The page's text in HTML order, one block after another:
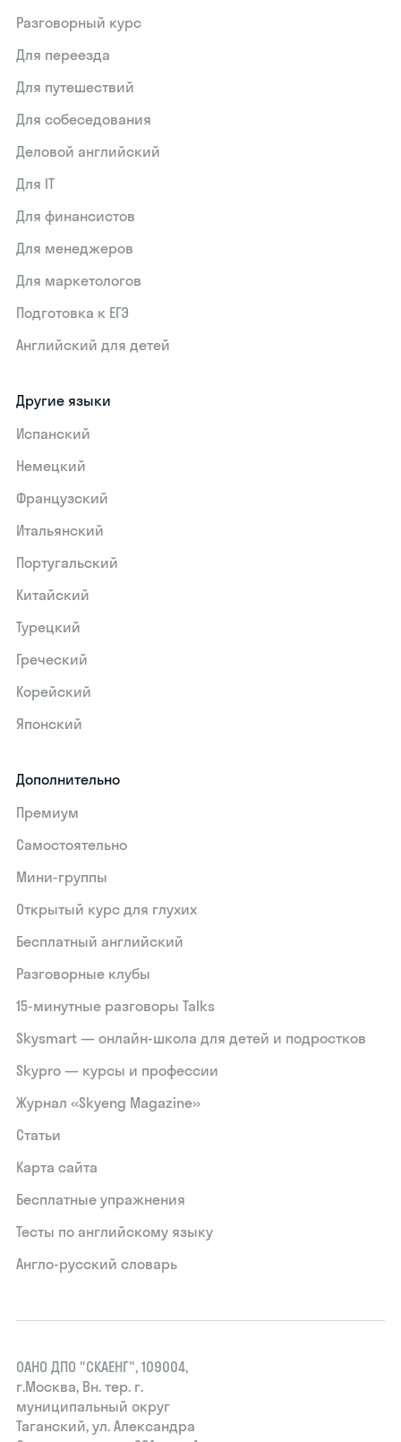
Разговорный курс
Для переезда
Для путешествий
Для собеседования
Деловой английский
Для IT
Для финансистов
Для менеджеров
Для маркетологов
Подготовка к ЕГЭ
Английский для детей
Другие языки
Испанский
Немецкий
Французский
Итальянский
Португальский
Китайский
Турецкий
Греческий
Корейский
Японский
Дополнительно
Премиум
Самостоятельно
Мини-группы
Открытый курс для глухих
Бесплатный английский
Разговорные клубы
15‑минутные разговоры Talks
Skysmart — онлайн-школа для детей и подростков
Skypro — курсы и профессии
Журнал «Skyeng Magazine»
Статьи
Карта сайта
Бесплатные упражнения
Тесты по английскому языку
Англо-русский словарь
ОАНО ДПО "СКАЕНГ", 109004,
г.Москва, Вн. тер. г.
муниципальный округ
Таганский, ул. Александра